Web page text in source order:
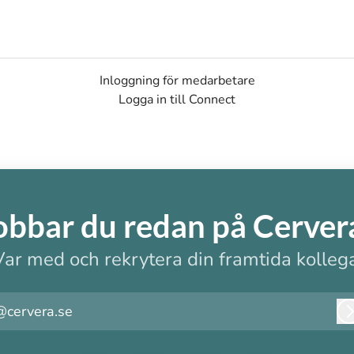
Inloggning för medarbetare
Logga in till Connect
du redan på
med och rekrytera din framtida